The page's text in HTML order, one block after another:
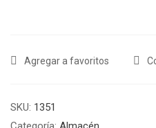
Agregar a favoritos
SKU: 1351